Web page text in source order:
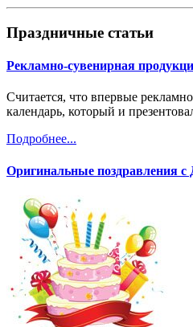
Праздничные статьи
Рекламно-сувенирная
Считается, что впервые
календарь, который и
Подробнее...
Оригинальные поздравления